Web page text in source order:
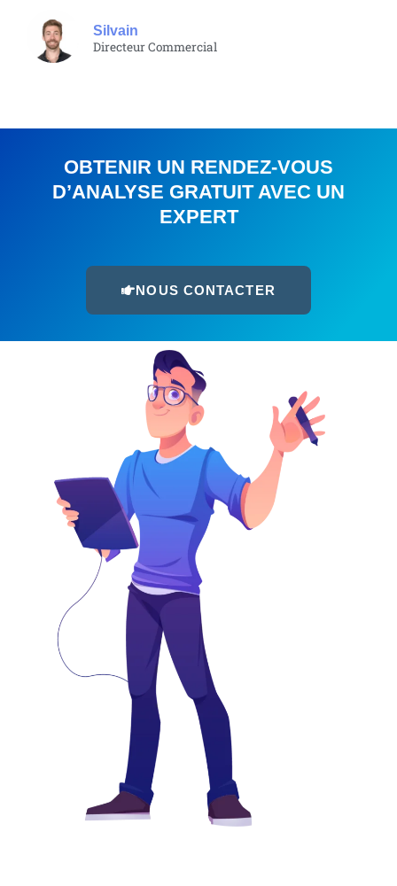
Silvain
Directeur Commercial
OBTENIR UN RENDEZ-VOUS
D’ANALYSE GRATUIT AVEC UN
EXPERT
NOUS CONTACTER